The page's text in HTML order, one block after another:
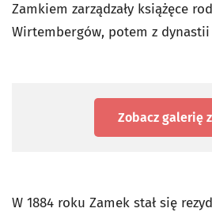
Zamkiem zarządzały książęce
Wirtembergów, potem z
Zobacz galerię
W 1884 roku Zamek stał się